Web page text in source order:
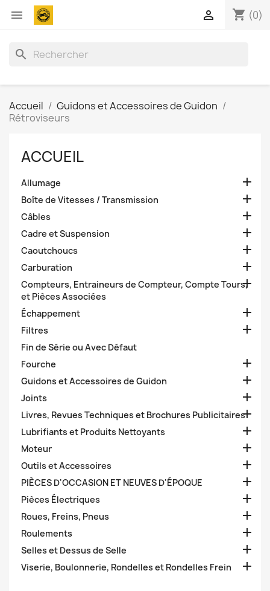
 shopping_cart (0)

search
Accueil
Guidons et Accessoires de Guidon
Rétroviseurs
ACCUEIL
Allumage 
Boîte de Vitesses / Transmission 
Câbles 
Cadre et Suspension 
Caoutchoucs 
Carburation 
Compteurs, Entraineurs de Compteur, Compte Tours,
et Pièces Associées

Échappement 
Filtres 
Fin de Série ou Avec Défaut
Fourche

Guidons et Accessoires de Guidon 
Joints 
Livres, Revues Techniques et Brochures Publicitaires
Lubrifiants et Produits Nettoyants 
Moteur 
Outils et Accessoires 
PIÈCES D'OCCASION ET NEUVES D'ÉPOQUE 
Pièces Électriques 
Roues, Freins, Pneus 
Roulements 
Selles et Dessus de Selle 
Viserie, Boulonnerie, Rondelles et Rondelles Frein 